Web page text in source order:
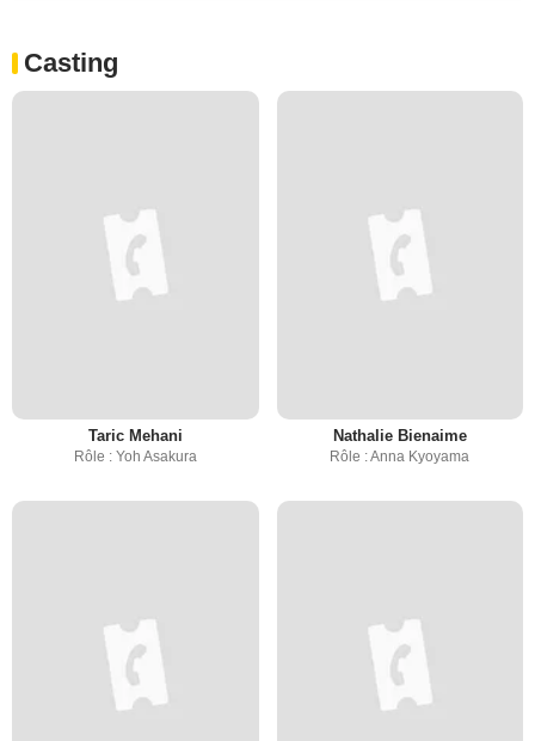
Casting
Taric Mehani
Rôle : Yoh Asakura
Nathalie Bienaime
Rôle : Anna Kyoyama